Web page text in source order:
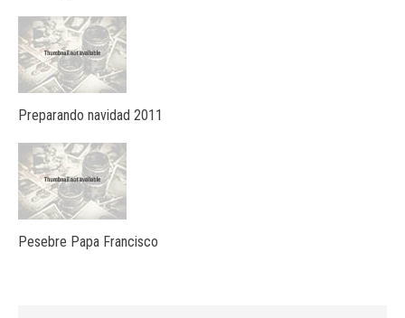
Preparando navidad 2011
Pesebre Papa Francisco